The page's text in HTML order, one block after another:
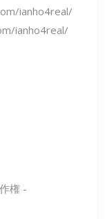
ianho4real/
ianho4real/
権 -